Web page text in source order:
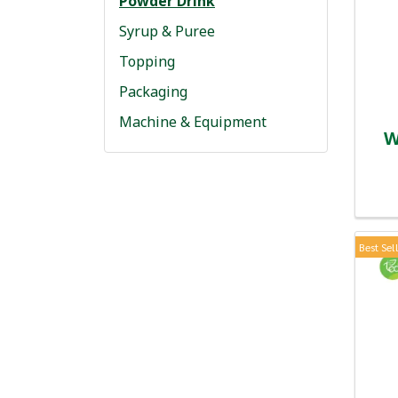
Syrup & Puree
Topping
Packaging
Machine & Equipment
Best